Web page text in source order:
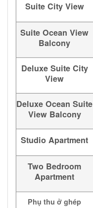
Suite City View
Suite Ocean View
Balcony
Deluxe Suite City
View
Deluxe Ocean Suite
View Balcony
Studio Apartment
Two Bedroom
Apartment
Phụ thu ở ghép